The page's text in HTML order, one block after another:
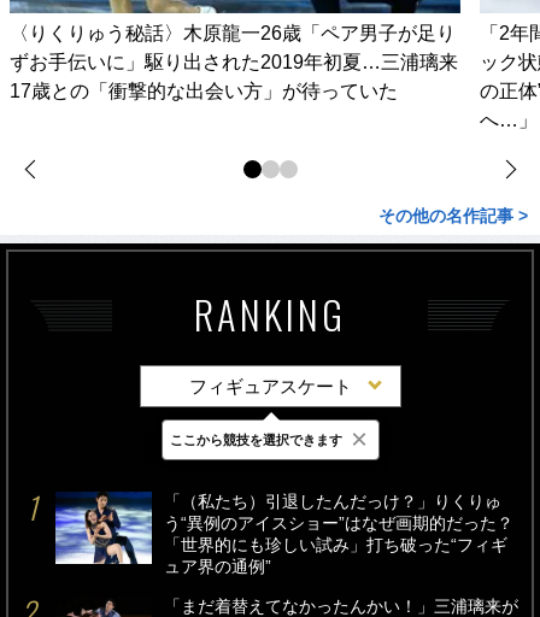
〈りくりゅう秘話〉木原龍一26歳「ペア男子が足り
ずお手伝いに」駆り出された2019年初夏…三浦璃来
17歳との「衝撃的な出会い方」が待っていた
「2
ック
の正
へ…」
その他の名作記事 >
RANKING
フィギュアスケート
最新 24時間 週間
「（私たち）引退したんだっけ？」りくりゅ
う“異例のアイスショー”はなぜ画期的だった？
「世界的にも珍しい試み」打ち破った“フィギ
ュア界の通例”
「まだ着替えてなかったんかい！」三浦璃来が
ここから競技を選択できます ×